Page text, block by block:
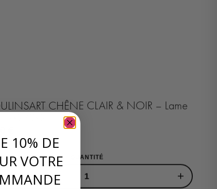
CHÊNE CLAIR & NOIR – Lame
cm
QUANTITÉ
+
10% DE
VOTRE